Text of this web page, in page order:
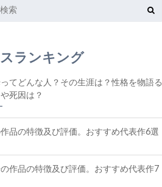
ランキング
てどんな人？その生涯は？性格を物語る
死因は？
品の特徴及び評価。おすすめ代表作6選
作品の特徴及び評価。おすすめ代表作7